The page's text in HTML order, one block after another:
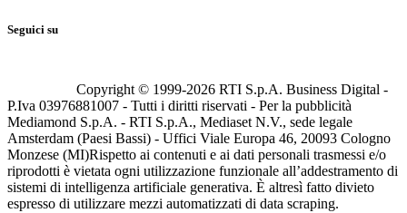
Seguici su
Copyright © 1999-2026 RTI S.p.A. Business Digital -
P.Iva 03976881007 - Tutti i diritti riservati - Per la pubblicità
Mediamond S.p.A. - RTI S.p.A., Mediaset N.V., sede legale
Amsterdam (Paesi Bassi) - Uffici Viale Europa 46, 20093 Cologno
Monzese (MI)Rispetto ai contenuti e ai dati personali trasmessi e/o
riprodotti è vietata ogni utilizzazione funzionale all’addestramento di
sistemi di intelligenza artificiale generativa. È altresì fatto divieto
espresso di utilizzare mezzi automatizzati di data scraping.